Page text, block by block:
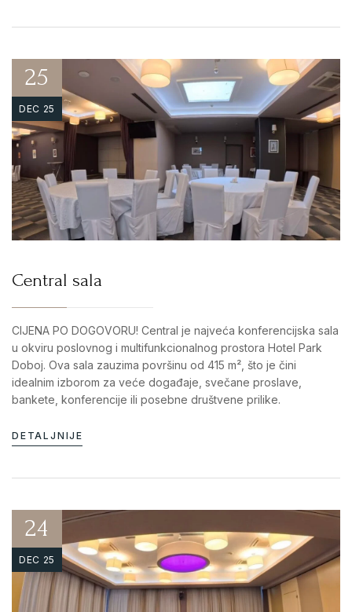
25
DEC 25
Central sala
CIJENA PO DOGOVORU! Central je najveća konferencijska sala
u okviru poslovnog i multifunkcionalnog prostora Hotel Park
Doboj. Ova sala zauzima površinu od 415 m², što je čini
idealnim izborom za veće događaje, svečane proslave,
bankete, konferencije ili posebne društvene prilike.
DETALJNIJE
24
DEC 25